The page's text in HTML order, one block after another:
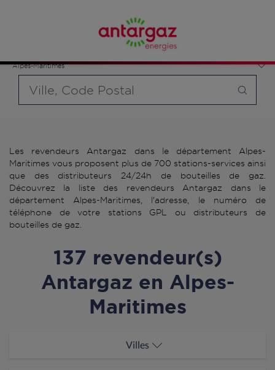
Alpes-Maritimes
bouteille souhaité et le type de point de vente (revendeur /
distributeur automatique de bouteilles de gaz ou station GPL
carburant)
Les revendeurs Antargaz dans le département Alpes-
Maritimes vous proposent plus de 700 stations-services ainsi
que des distributeurs 24/24h de bouteilles de gaz.
Découvrez la liste des revendeurs Antargaz dans le
département Alpes-Maritimes, l'adresse, le numéro de
téléphone de votre stations GPL ou distributeurs de
bouteilles de gaz.
137 revendeur(s)
Antargaz en Alpes-
Maritimes
Villes